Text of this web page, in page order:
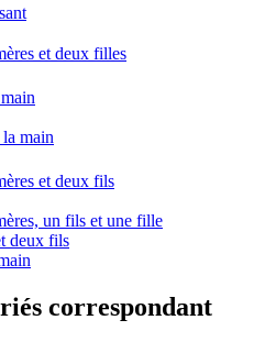
et deux filles
main
et deux fils
un fils et une fille
deux fils
correspondant